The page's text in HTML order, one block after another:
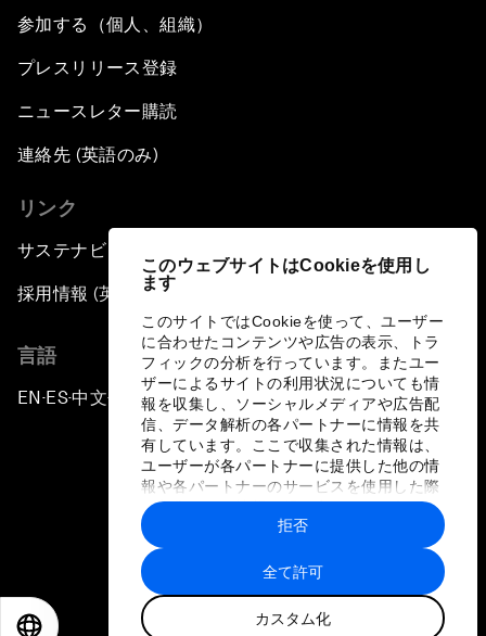
このウェブサイトはCookieを使用し
ます
このサイトではCookieを使って、ユーザー
に合わせたコンテンツや広告の表示、トラ
フィックの分析を行っています。またユー
ザーによるサイトの利用状況についても情
報を収集し、ソーシャルメディアや広告配
信、データ解析の各パートナーに情報を共
有しています。ここで収集された情報は、
ユーザーが各パートナーに提供した他の情
報や各パートナーのサービスを使用した際
に収集された情報と組み合わされ、各パー
トナーによって使用されることがありま
す。
全て許可
カスタム化
拒否
参加する（個人、組織）
プレスリリース登録
ニュースレター購読
連絡先 (英語のみ)
リンク
サステナビリティへの取り組み
採用情報 (英語のみ)
言語
EN ▪ ES▪中文▪ 日本語
プライバシーポリシーと利用規約
サイトマップ
©
世界経済フォーラム